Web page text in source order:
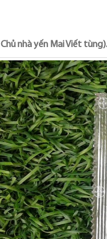
nhà yến Mai Viết